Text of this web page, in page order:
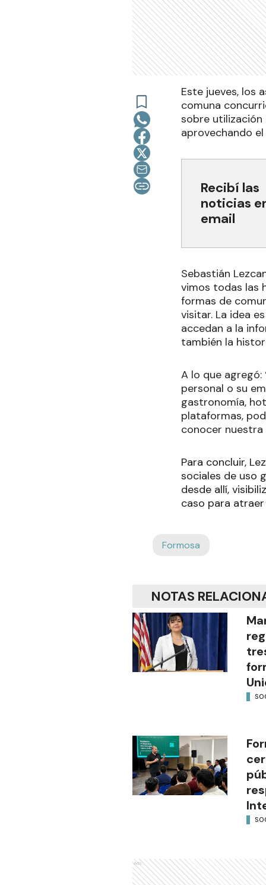
Este jueves, los
comuna
sobre utilización
aprovechando
Recibí las
noticias
email
Sebastián
vimos todas las
formas de
visitar. La idea
accedan a la
también la
A lo que
personal o su
gastronomía,
plataformas,
conocer nuestra
Para concluir,
sociales de uso
desde allí,
caso para
Formosa
NOTAS
Ads